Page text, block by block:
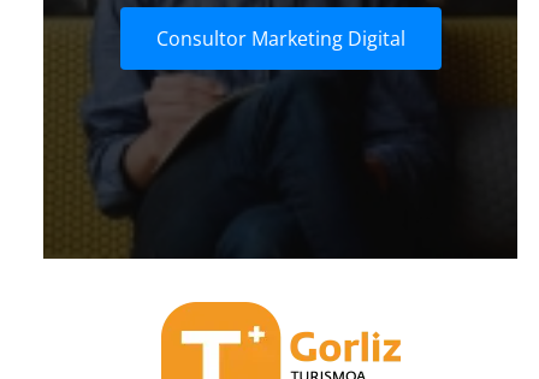
Consultor Marketing Digital